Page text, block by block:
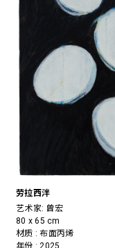
劳拉西泮
艺术家: 曾宏
80 x 65 cm
材质 : 布面丙烯